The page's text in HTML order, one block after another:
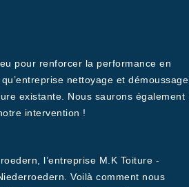
pour renforcer la performance en
nettoyage et démoussage
existante. Nous saurons également
intervention !
l’entreprise M.K Toiture -
Voilà comment nous